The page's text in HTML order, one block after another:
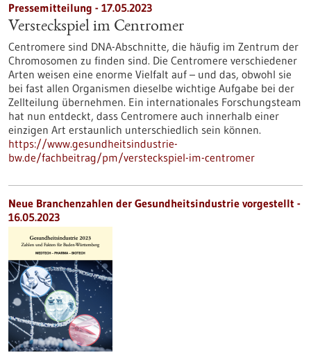
Pressemitteilung - 17.05.2023
Versteckspiel im Centromer
Centromere sind DNA-Abschnitte, die häufig im Zentrum der
Chromosomen zu finden sind. Die Centromere verschiedener
Arten weisen eine enorme Vielfalt auf – und das, obwohl sie
bei fast allen Organismen dieselbe wichtige Aufgabe bei der
Zellteilung übernehmen. Ein internationales Forschungsteam
hat nun entdeckt, dass Centromere auch innerhalb einer
einzigen Art erstaunlich unterschiedlich sein können.
https://www.gesundheitsindustrie-
bw.de/fachbeitrag/pm/versteckspiel-im-centromer
Neue Branchenzahlen der Gesundheitsindustrie vorgestellt -
16.05.2023